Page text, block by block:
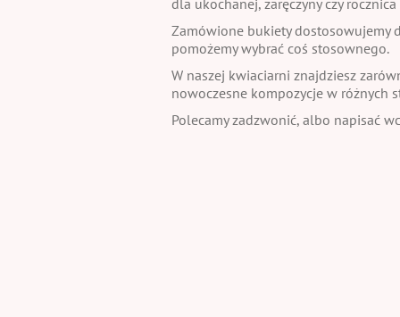
Zamówione bukiety dostosowujemy
pomożemy wybrać coś stosownego.
W naszej kwiaciarni znajdziesz
nowoczesne kompozycje w różnych
Polecamy zadzwonić, albo napisać